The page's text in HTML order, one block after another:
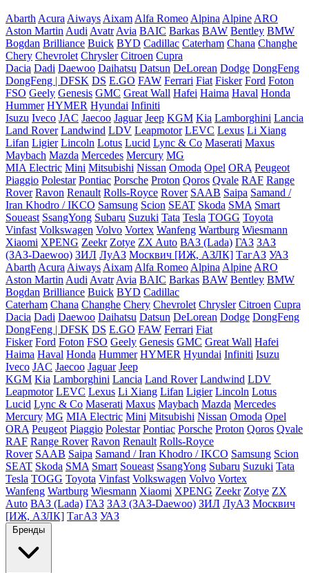
Abarth Acura Aiways Aixam Alfa Romeo Alpina Alpine ARO
Aston Martin Audi Avatr Avia BAIC Barkas BAW Bentley BMW
Bogdan Brilliance Buick BYD Cadillac Caterham Chana Changhe
Chery Chevrolet Chrysler Citroen Cupra
Dacia Dadi Daewoo Daihatsu Datsun DeLorean Dodge DongFeng
DongFeng | DFSK DS E.GO FAW Ferrari Fiat Fisker Ford Foton
FSO Geely Genesis GMC Great Wall Hafei Haima Haval Honda
Hummer HYMER Hyundai Infiniti
Isuzu Iveco JAC Jaecoo Jaguar Jeep KGM Kia Lamborghini Lancia
Land Rover Landwind LDV Leapmotor LEVC Lexus Li Xiang
Lifan Ligier Lincoln Lotus Lucid Lync & Co Maserati Maxus
Maybach Mazda Mercedes Mercury MG
MIA Electric Mini Mitsubishi Nissan Omoda Opel ORA Peugeot
Piaggio Polestar Pontiac Porsche Proton Qoros Qvale RAF Range
Rover Ravon Renault Rolls-Royce Rover SAAB Saipa Samand /
Iran Khodro / IKCO Samsung Scion SEAT Skoda SMA Smart
Soueast SsangYong Subaru Suzuki Tata Tesla TOGG Toyota
Vinfast Volkswagen Volvo Vortex Wanfeng Wartburg Wiesmann
Xiaomi XPENG Zeekr Zotye ZX Auto ВАЗ (Lada) ГАЗ ЗАЗ
(ЗАЗ-Daewoo) ЗИЛ ЛуАЗ Москвич [ИЖ, АЗЛК] ТагАЗ УАЗ
Abarth Acura Aiways Aixam Alfa Romeo Alpina Alpine ARO
Aston Martin Audi Avatr Avia BAIC Barkas BAW Bentley BMW
Bogdan Brilliance Buick BYD Cadillac
Caterham Chana Changhe Chery Chevrolet Chrysler Citroen Cupra
Dacia Dadi Daewoo Daihatsu Datsun DeLorean Dodge DongFeng
DongFeng | DFSK DS E.GO FAW Ferrari Fiat
Fisker Ford Foton FSO Geely Genesis GMC Great Wall Hafei
Haima Haval Honda Hummer HYMER Hyundai Infiniti Isuzu
Iveco JAC Jaecoo Jaguar Jeep
KGM Kia Lamborghini Lancia Land Rover Landwind LDV
Leapmotor LEVC Lexus Li Xiang Lifan Ligier Lincoln Lotus
Lucid Lync & Co Maserati Maxus Maybach Mazda Mercedes
Mercury MG MIA Electric Mini Mitsubishi Nissan Omoda Opel
ORA Peugeot Piaggio Polestar Pontiac Porsche Proton Qoros Qvale
RAF Range Rover Ravon Renault Rolls-Royce
Rover SAAB Saipa Samand / Iran Khodro / IKCO Samsung Scion
SEAT Skoda SMA Smart Soueast SsangYong Subaru Suzuki Tata
Tesla TOGG Toyota Vinfast Volkswagen Volvo Vortex
Wanfeng Wartburg Wiesmann Xiaomi XPENG Zeekr Zotye ZX
Auto ВАЗ (Lada) ГАЗ ЗАЗ (ЗАЗ-Daewoo) ЗИЛ ЛуАЗ Москвич
[ИЖ, АЗЛК] ТагАЗ УАЗ
Бренды